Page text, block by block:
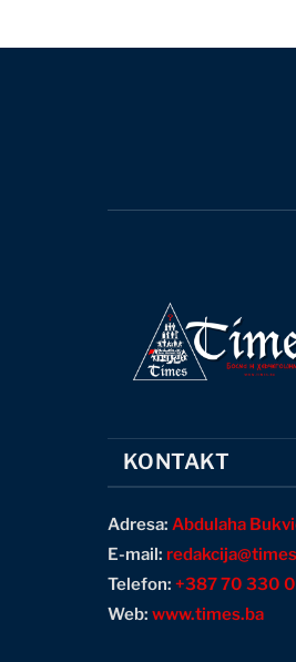
KONTAKT
Adresa: Abdulaha
E-mail:
Telefon: +387 70 330
Web: www.times.ba